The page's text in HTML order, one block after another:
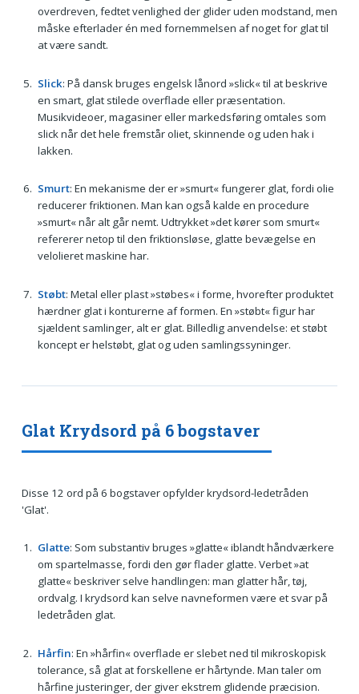
overdreven, fedtet venlighed der glider uden modstand, men
måske efterlader én med fornemmelsen af noget for glat til
at være sandt.
Slick: På dansk bruges engelsk lånord »slick« til at beskrive
en smart, glat stilede overflade eller præsentation.
Musikvideoer, magasiner eller markedsføring omtales som
slick når det hele fremstår oliet, skinnende og uden hak i
lakken.
Smurt: En mekanisme der er »smurt« fungerer glat, fordi olie
reducerer friktionen. Man kan også kalde en procedure
»smurt« når alt går nemt. Udtrykket »det kører som smurt«
refererer netop til den friktionsløse, glatte bevægelse en
velolieret maskine har.
Støbt: Metal eller plast »støbes« i forme, hvorefter produktet
hærdner glat i konturerne af formen. En »støbt« figur har
sjældent samlinger, alt er glat. Billedlig anvendelse: et støbt
koncept er helstøbt, glat og uden samlingssyninger.
Glat Krydsord på 6 bogstaver
Disse 12 ord på 6 bogstaver opfylder krydsord-ledetråden
'Glat'.
Glatte: Som substantiv bruges »glatte« iblandt håndværkere
om spartelmasse, fordi den gør flader glatte. Verbet »at
glatte« beskriver selve handlingen: man glatter hår, tøj,
ordvalg. I krydsord kan selve navneformen være et svar på
ledetråden glat.
Hårfin: En »hårfin« overflade er slebet ned til mikroskopisk
tolerance, så glat at forskellene er hårtynde. Man taler om
hårfine justeringer, der giver ekstrem glidende præcision.